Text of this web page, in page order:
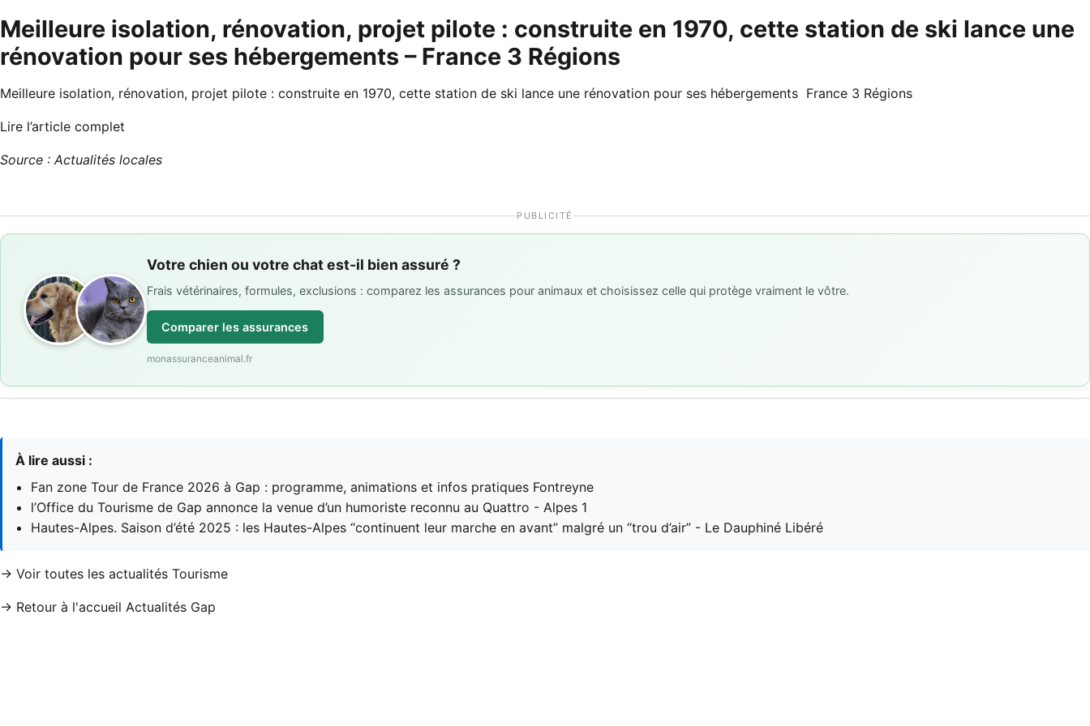
Meilleure isolation, rénovation, projet pilote : construite en 1970, cette station de ski lance une
rénovation pour ses hébergements – France 3 Régions
Meilleure isolation, rénovation, projet pilote : construite en 1970, cette station de ski lance une rénovation pour ses hébergements France 3 Régions
Lire l’article complet
Source : Actualités locales
PUBLICITÉ
Votre chien ou votre chat est-il bien assuré ?
Frais vétérinaires, formules, exclusions : comparez les assurances pour animaux et choisissez celle qui protège vraiment le vôtre.
Comparer les assurances
monassuranceanimal.fr
À lire aussi :
Fan zone Tour de France 2026 à Gap : programme, animations et infos pratiques Fontreyne
l’Office du Tourisme de Gap annonce la venue d’un humoriste reconnu au Quattro - Alpes 1
Hautes-Alpes. Saison d’été 2025 : les Hautes-Alpes “continuent leur marche en avant” malgré un “trou d’air” - Le Dauphiné Libéré
→ Voir toutes les actualités Tourisme
→ Retour à l'accueil Actualités Gap